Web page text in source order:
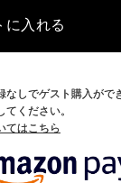
に入れる
しでゲスト購入がで
ください。
てはこちら